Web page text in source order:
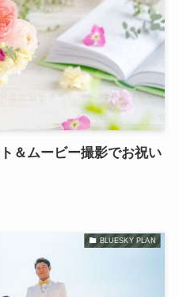
＆ムービー撮影でお祝い
BLUESKY PLAN